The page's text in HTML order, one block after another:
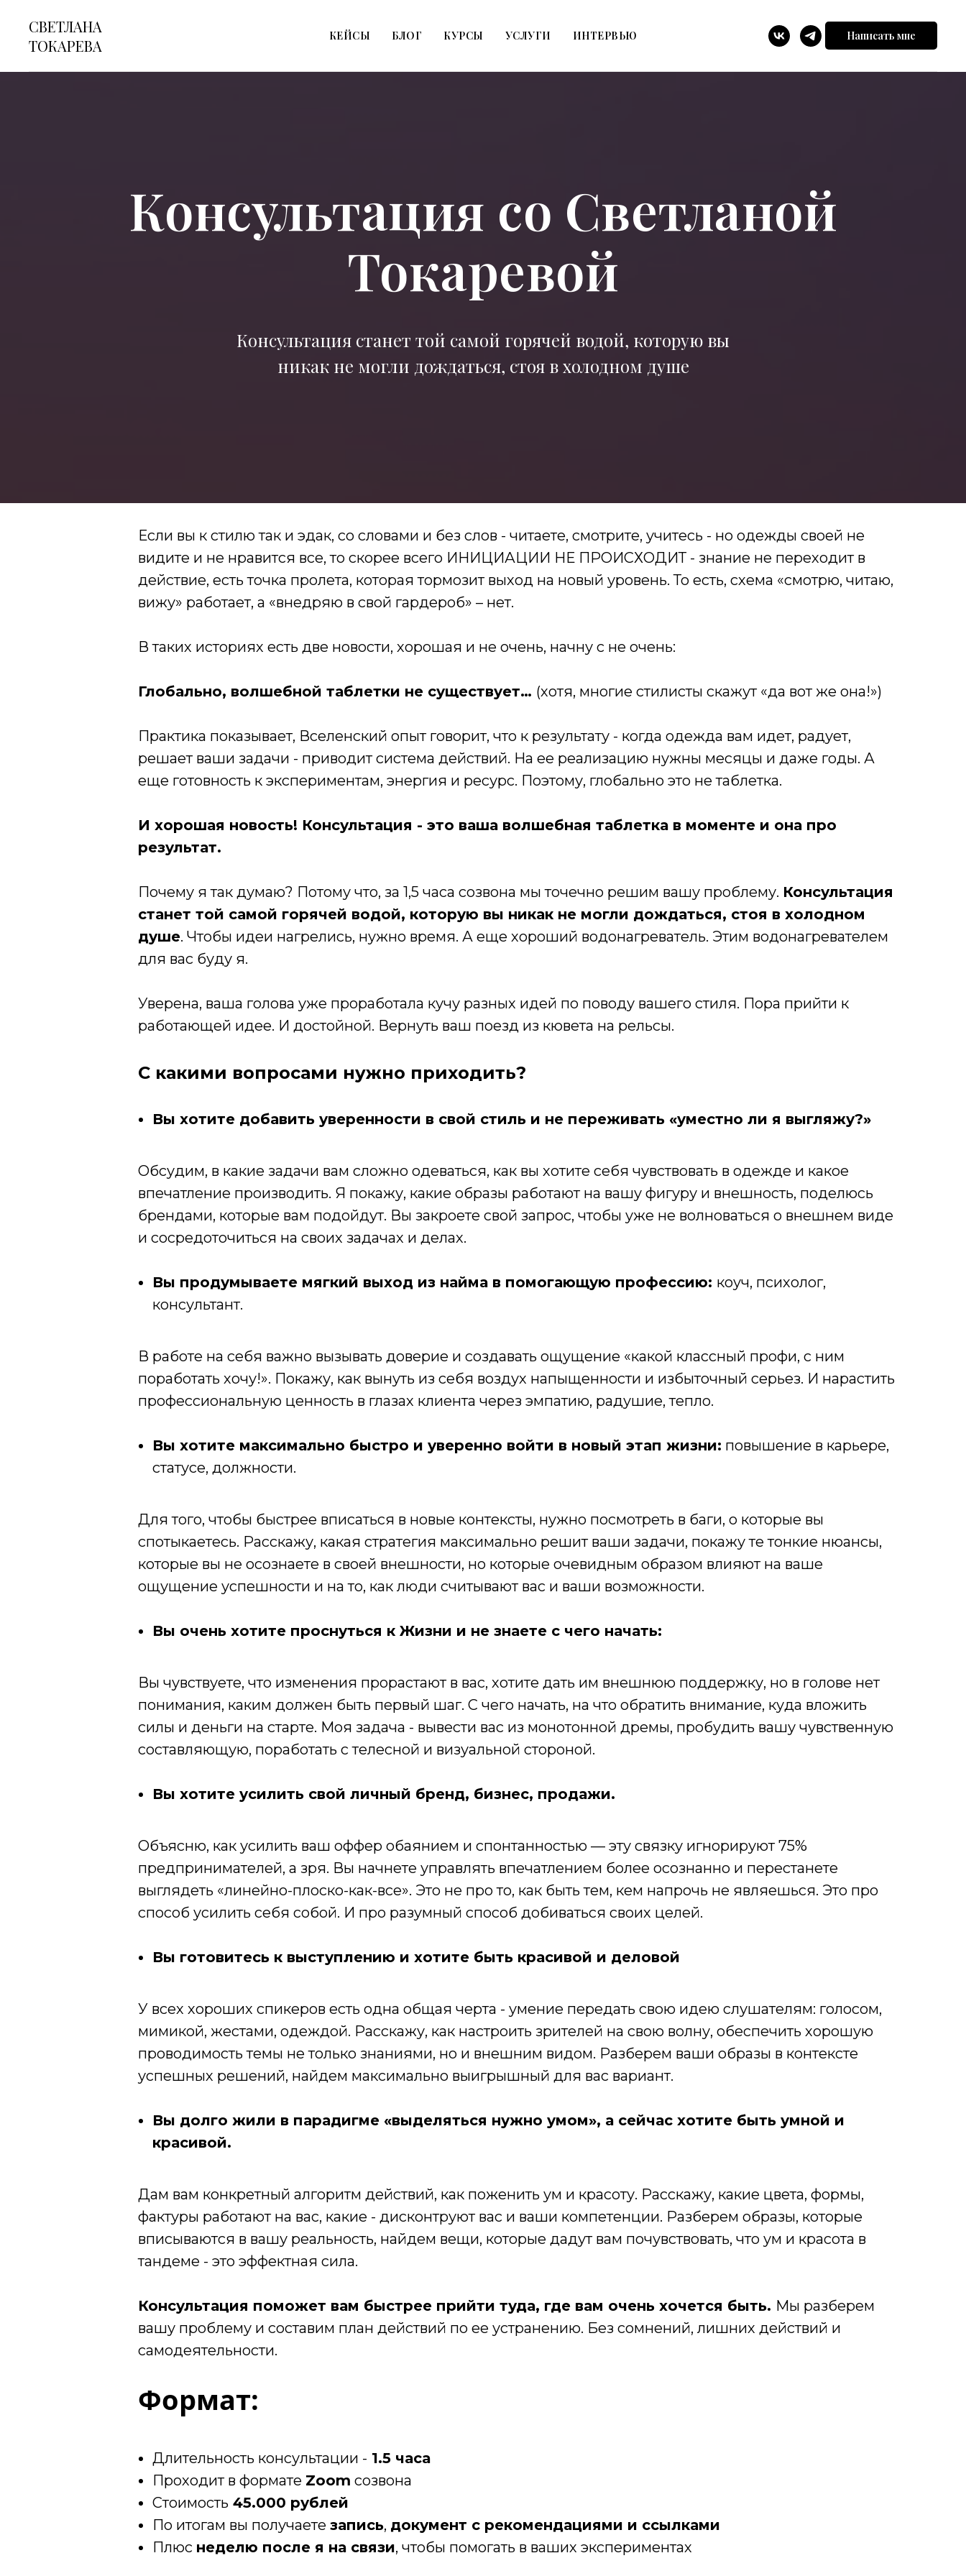
СВЕТЛАНА
ТОКАРЕВА
КЕЙСЫ БЛОГ КУРСЫ УСЛУГИ ИНТЕРВЬЮ Написать мне
Консультация со Светланой
Токаревой
Консультация станет той самой горячей водой, которую вы
никак не могли дождаться, стоя в холодном душе
Если вы к стилю так и эдак, со словами и без слов - читаете, смотрите, учитесь - но одежды своей не
видите и не нравится все, то скорее всего ИНИЦИАЦИИ НЕ ПРОИСХОДИТ - знание не переходит в
действие, есть точка пролета, которая тормозит выход на новый уровень. То есть, схема «смотрю, читаю,
вижу» работает, а «внедряю в свой гардероб» – нет.
В таких историях есть две новости, хорошая и не очень, начну с не очень:
Глобально, волшебной таблетки не существует… (хотя, многие стилисты скажут «да вот же она!»)
Практика показывает, Вселенский опыт говорит, что к результату - когда одежда вам идет, радует,
решает ваши задачи - приводит система действий. На ее реализацию нужны месяцы и даже годы. А
еще готовность к экспериментам, энергия и ресурс. Поэтому, глобально это не таблетка.
И хорошая новость! Консультация - это ваша волшебная таблетка в моменте и она про
результат.
Почему я так думаю? Потому что, за 1,5 часа созвона мы точечно решим вашу проблему. Консультация
станет той самой горячей водой, которую вы никак не могли дождаться, стоя в холодном
душе. Чтобы идеи нагрелись, нужно время. А еще хороший водонагреватель. Этим водонагревателем
для вас буду я.
Уверена, ваша голова уже проработала кучу разных идей по поводу вашего стиля. Пора прийти к
работающей идее. И достойной. Вернуть ваш поезд из кювета на рельсы.
С какими вопросами нужно приходить?
Вы хотите добавить уверенности в свой стиль и не переживать «уместно ли я выгляжу?»
Обсудим, в какие задачи вам сложно одеваться, как вы хотите себя чувствовать в одежде и какое
впечатление производить. Я покажу, какие образы работают на вашу фигуру и внешность, поделюсь
брендами, которые вам подойдут. Вы закроете свой запрос, чтобы уже не волноваться о внешнем виде
и сосредоточиться на своих задачах и делах.
Вы продумываете мягкий выход из найма в помогающую профессию: коуч, психолог,
консультант.
В работе на себя важно вызывать доверие и создавать ощущение «какой классный профи, с ним
поработать хочу!». Покажу, как вынуть из себя воздух напыщенности и избыточный серьез. И нарастить
профессиональную ценность в глазах клиента через эмпатию, радушие, тепло.
Вы хотите максимально быстро и уверенно войти в новый этап жизни: повышение в карьере,
статусе, должности.
Для того, чтобы быстрее вписаться в новые контексты, нужно посмотреть в баги, о которые вы
спотыкаетесь. Расскажу, какая стратегия максимально решит ваши задачи, покажу те тонкие нюансы,
которые вы не осознаете в своей внешности, но которые очевидным образом влияют на ваше
ощущение успешности и на то, как люди считывают вас и ваши возможности.
Вы очень хотите проснуться к Жизни и не знаете с чего начать:
Вы чувствуете, что изменения прорастают в вас, хотите дать им внешнюю поддержку, но в голове нет
понимания, каким должен быть первый шаг. С чего начать, на что обратить внимание, куда вложить
силы и деньги на старте. Моя задача - вывести вас из монотонной дремы, пробудить вашу чувственную
составляющую, поработать с телесной и визуальной стороной.
Вы хотите усилить свой личный бренд, бизнес, продажи.
Объясню, как усилить ваш оффер обаянием и спонтанностью — эту связку игнорируют 75%
предпринимателей, а зря. Вы начнете управлять впечатлением более осознанно и перестанете
выглядеть «линейно-плоско-как-все». Это не про то, как быть тем, кем напрочь не являешься. Это про
способ усилить себя собой. И про разумный способ добиваться своих целей.
Вы готовитесь к выступлению и хотите быть красивой и деловой
У всех хороших спикеров есть одна общая черта - умение передать свою идею слушателям: голосом,
мимикой, жестами, одеждой. Расскажу, как настроить зрителей на свою волну, обеспечить хорошую
проводимость темы не только знаниями, но и внешним видом. Разберем ваши образы в контексте
успешных решений, найдем максимально выигрышный для вас вариант.
Вы долго жили в парадигме «выделяться нужно умом», а сейчас хотите быть умной и
красивой.
Дам вам конкретный алгоритм действий, как поженить ум и красоту. Расскажу, какие цвета, формы,
фактуры работают на вас, какие - дисконтруют вас и ваши компетенции. Разберем образы, которые
вписываются в вашу реальность, найдем вещи, которые дадут вам почувствовать, что ум и красота в
тандеме - это эффектная сила.
Консультация поможет вам быстрее прийти туда, где вам очень хочется быть. Мы разберем
вашу проблему и составим план действий по ее устранению. Без сомнений, лишних действий и
самодеятельности.
Формат:
Длительность консультации - 1.5 часа
Проходит в формате Zoom созвона
Стоимость 45.000 рублей
По итогам вы получаете запись, документ с рекомендациями и ссылками
Плюс неделю после я на связи, чтобы помогать в ваших экспериментах